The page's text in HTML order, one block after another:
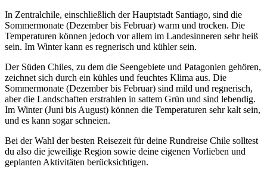
In Zentralchile, einschließlich der Hauptstadt Santiago, sind die
Sommermonate (Dezember bis Februar) warm und trocken. Die
Temperaturen können jedoch vor allem im Landesinneren sehr heiß
sein. Im Winter kann es regnerisch und kühler sein.
Der Süden Chiles, zu dem die Seengebiete und Patagonien gehören,
zeichnet sich durch ein kühles und feuchtes Klima aus. Die
Sommermonate (Dezember bis Februar) sind mild und regnerisch,
aber die Landschaften erstrahlen in sattem Grün und sind lebendig.
Im Winter (Juni bis August) können die Temperaturen sehr kalt sein,
und es kann sogar schneien.
Bei der Wahl der besten Reisezeit für deine Rundreise Chile solltest
du also die jeweilige Region sowie deine eigenen Vorlieben und
geplanten Aktivitäten berücksichtigen.